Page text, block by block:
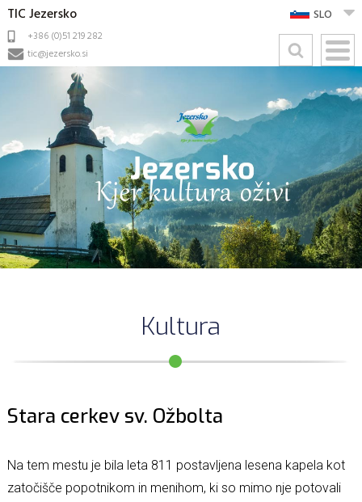
TIC Jezersko
+386 (0)51 219 282
tic@jezersko.si
SLO
Kultura
Stara cerkev sv. Ožbolta
Na tem mestu je bila leta 811 postavljena lesena kapela kot
zatočišče popotnikom in menihom, ki so mimo nje potovali